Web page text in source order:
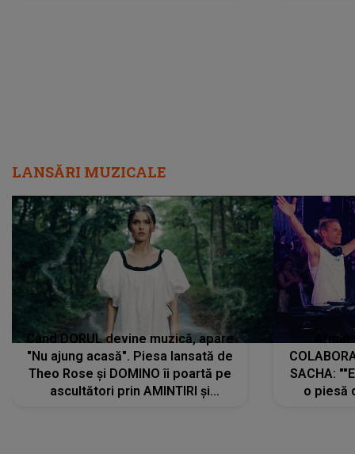
LANSĂRI MUZICALE
Când DORUL devine muzică, apare
"Nu ajung acasă". Piesa lansată de
Theo Rose și DOMINO îi poartă pe
ascultători prin AMINTIRI și
SACHA:
o piesă